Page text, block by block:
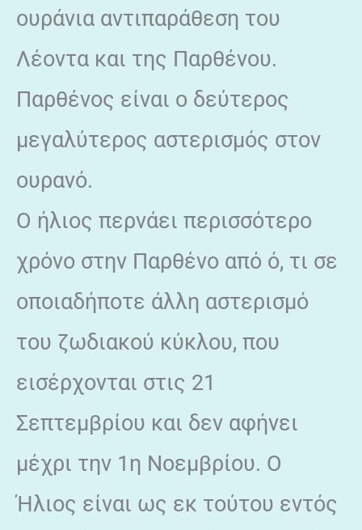
ουράνια αντιπαράθεση του
Λέοντα και της Παρθένου.
Παρθένος είναι ο δεύτερος
μεγαλύτερος αστερισμός στον
ουρανό.
Ο ήλιος περνάει περισσότερο
χρόνο στην Παρθένο από ό, τι σε
οποιαδήποτε άλλη αστερισμό
του ζωδιακού κύκλου, που
εισέρχονται στις 21
Σεπτεμβρίου και δεν αφήνει
μέχρι την 1η Νοεμβρίου. Ο
Ήλιος είναι ως εκ τούτου εντός